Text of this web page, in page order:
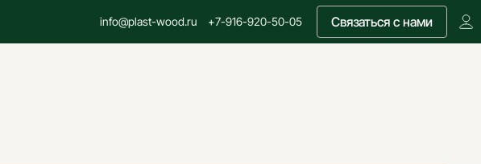
info@plast-wood.ru +7-916-920-50-05 Связаться с нами